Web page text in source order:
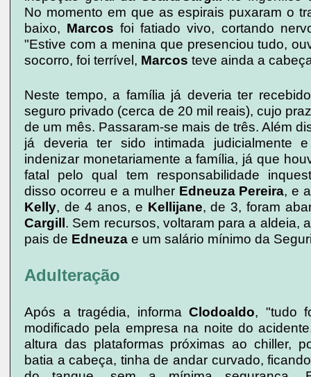
No momento em que as espirais puxaram o
baixo, Marcos foi fatiado vivo, cortando
"Estive com a menina que presenciou tudo,
socorro, foi terrível, Marcos teve ainda a
Neste tempo, a família já deveria ter
seguro privado (cerca de 20 mil reais), cujo
de um mês. Passaram-se mais de três. Além
já deveria ter sido intimada judicialmente
indenizar monetariamente a família, já que
fatal pelo qual tem responsabilidade
disso ocorreu e a mulher Edneuza Pereira, e
Kelly, de 4 anos, e Kellijane, de 3, foram
Cargill. Sem recursos, voltaram para a aldeia,
pais de Edneuza e um salário mínimo da
Adulteração
Após a tragédia, informaClodoaldo, "tudo
modificado pela empresa na noite do
altura das plataformas próximas ao chiller,
batia a cabeça, tinha de andar curvado,